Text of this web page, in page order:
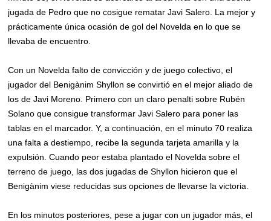
jugada de Pedro que no cosigue rematar Javi Salero. La mejor y
prácticamente única ocasión de gol del Novelda en lo que se
llevaba de encuentro.
Con un Novelda falto de convicción y de juego colectivo, el
jugador del Benigànim Shyllon se convirtió en el mejor aliado de
los de Javi Moreno. Primero con un claro penalti sobre Rubén
Solano que consigue transformar Javi Salero para poner las
tablas en el marcador. Y, a continuación, en el minuto 70 realiza
una falta a destiempo, recibe la segunda tarjeta amarilla y la
expulsión. Cuando peor estaba plantado el Novelda sobre el
terreno de juego, las dos jugadas de Shyllon hicieron que el
Benigànim viese reducidas sus opciones de llevarse la victoria.
En los minutos posteriores, pese a jugar con un jugador más, el